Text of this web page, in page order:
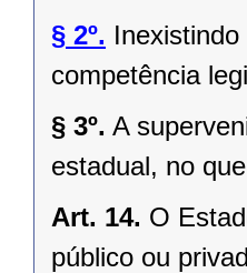
§ 2º.
competência
§ 3º. A
estadual, no
Art. 14. O
público ou